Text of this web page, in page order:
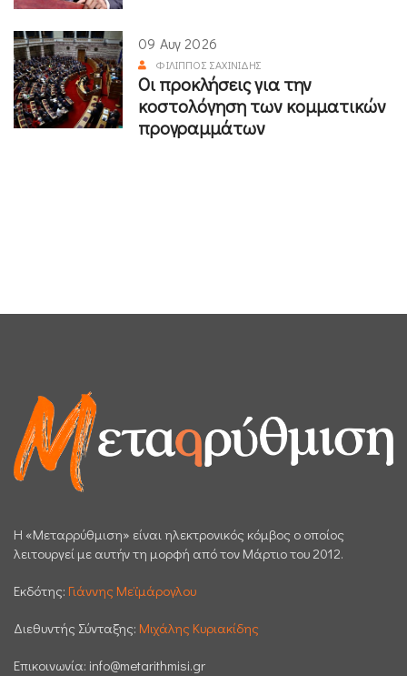
09 Αυγ 2026
ΦΊΛΙΠΠΟΣ ΣΑΧΙΝΊΔΗΣ
Οι προκλήσεις για την
κοστολόγηση των κομματικών
προγραμμάτων
H «Μεταρρύθμιση» είναι ηλεκτρονικός κόμβος ο οποίος
λειτουργεί με αυτήν τη μορφή από τον Μάρτιο του 2012.
Εκδότης: Γιάννης Μεϊμάρογλου
Διεθυντής Σύνταξης: Μιχάλης Κυριακίδης
Επικοινωνία: info@metarithmisi.gr